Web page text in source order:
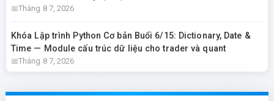
Tháng 8 7, 2026
Khóa Lập trình Python Cơ bản Buổi 6/15: Dictionary, Date &
Time — Module cấu trúc dữ liệu cho trader và quant
Tháng 8 7, 2026